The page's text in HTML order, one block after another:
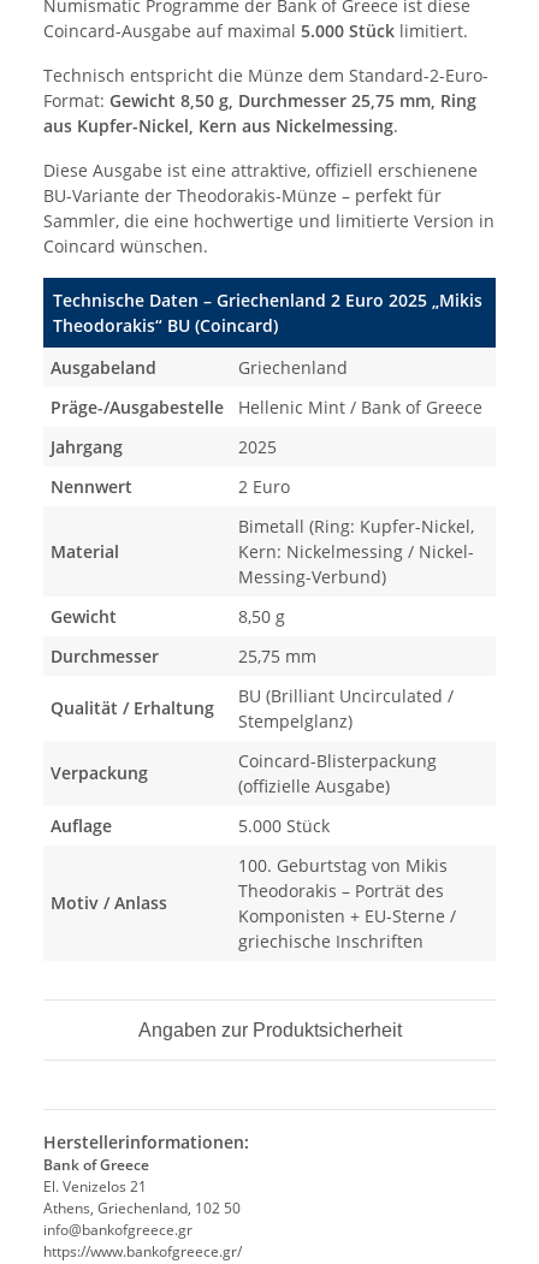
Numismatic Programme der Bank of Greece ist diese
Coincard-Ausgabe auf maximal 5.000 Stück limitiert.
Technisch entspricht die Münze dem Standard-2-Euro-
Format: Gewicht 8,50 g, Durchmesser 25,75 mm, Ring
aus Kupfer-Nickel, Kern aus Nickelmessing.
Diese Ausgabe ist eine attraktive, offiziell erschienene
BU-Variante der Theodorakis-Münze – perfekt für
Sammler, die eine hochwertige und limitierte Version in
Coincard wünschen.
Technische Daten – Griechenland 2 Euro 2025 „Mikis
Theodorakis“ BU (Coincard)
Ausgabeland
Griechenland
Präge-/Ausgabestelle
Hellenic Mint / Bank of Greece
Jahrgang
2025
Nennwert
2 Euro
Material
Bimetall (Ring: Kupfer-Nickel,
Kern: Nickelmessing / Nickel-
Messing-Verbund)
Gewicht
8,50 g
Durchmesser
25,75 mm
Qualität / Erhaltung
BU (Brilliant Uncirculated /
Stempelglanz)
Verpackung
Coincard-Blisterpackung
(offizielle Ausgabe)
Auflage
5.000 Stück
Motiv / Anlass
100. Geburtstag von Mikis
Theodorakis – Porträt des
Komponisten + EU-Sterne /
griechische Inschriften
Angaben zur Produktsicherheit
Herstellerinformationen:
Bank of Greece
El. Venizelos 21
Athens, Griechenland, 102 50
info@bankofgreece.gr
https://www.bankofgreece.gr/